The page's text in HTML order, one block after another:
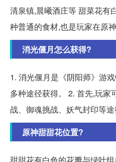
清泉镇,晨曦酒庄等 甜菜花有
种普通的食材,也是玩家在原神
消光偃月怎么获得?
1. 消光偃月是《阴阳师》游
多种途径获得。 2. 首先,玩家
战、御魂挑战、妖气封印等途
原神甜甜花位置?